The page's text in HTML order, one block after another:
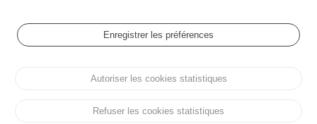
GLOSSAIRE
Cookie settings
Protection des données personnelles et Cookies
Enregistrer les préférences
Autoriser les cookies statistiques
Refuser les cookies statistiques